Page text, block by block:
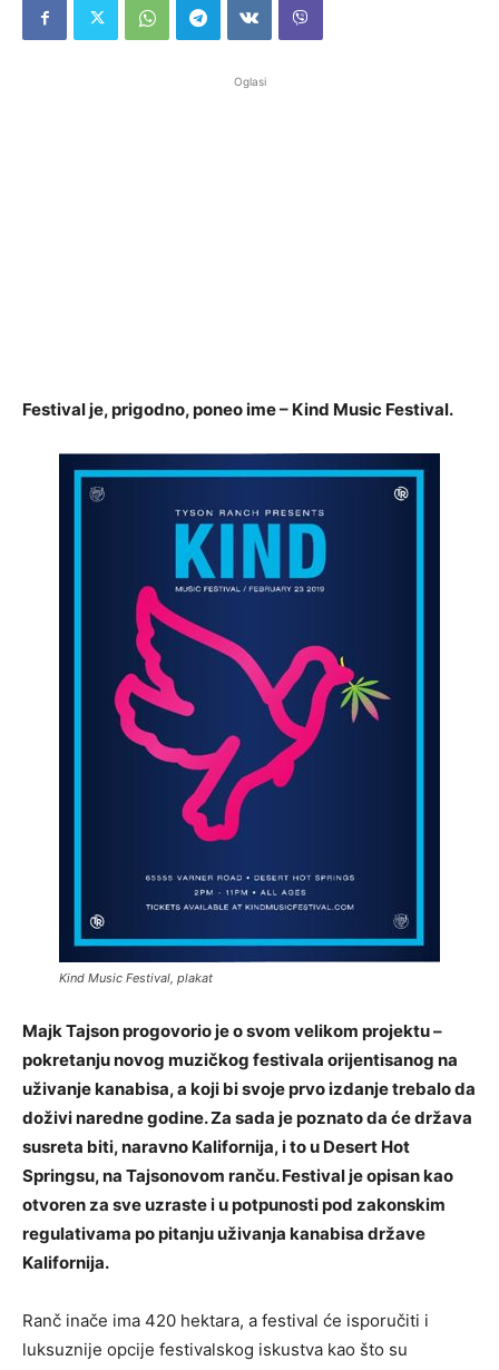
Oglasi
Festival je, prigodno, poneo ime – Kind Music Festival.
Kind Music Festival, plakat
Majk Tajson progovorio je o svom velikom projektu –
pokretanju novog muzičkog festivala orijentisanog na
uživanje kanabisa, a koji bi svoje prvo izdanje trebalo da
doživi naredne godine. Za sada je poznato da će država
susreta biti, naravno Kalifornija, i to u Desert Hot
Springsu, na Tajsonovom ranču. Festival je opisan kao
otvoren za sve uzraste i u potpunosti pod zakonskim
regulativama po pitanju uživanja kanabisa države
Kalifornija.
Ranč inače ima 420 hektara, a festival će isporučiti i
luksuznije opcije festivalskog iskustva kao što su